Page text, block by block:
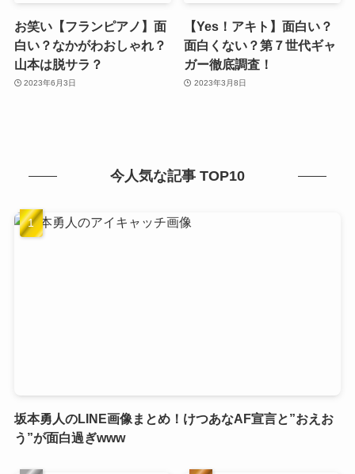
お笑い【フランピアノ】面
白い？なかがわおしゃれ？
山本は脱サラ？
2023年6月3日
【Yes！アキト】面白い？
面白くない？第７世代ギャ
ガー徹底調査！
2023年3月8日
今人気な記事 TOP10
坂本勇人のLINE画像まとめ！けつあなAF宣言と”おえお
う”が面白過ぎwww